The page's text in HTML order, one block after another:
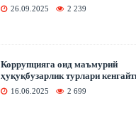
26.09.2025 2 239
Коррупцияга оид маъмурий
ҳуқуқбузарлик турлари
16.06.2025 2 699